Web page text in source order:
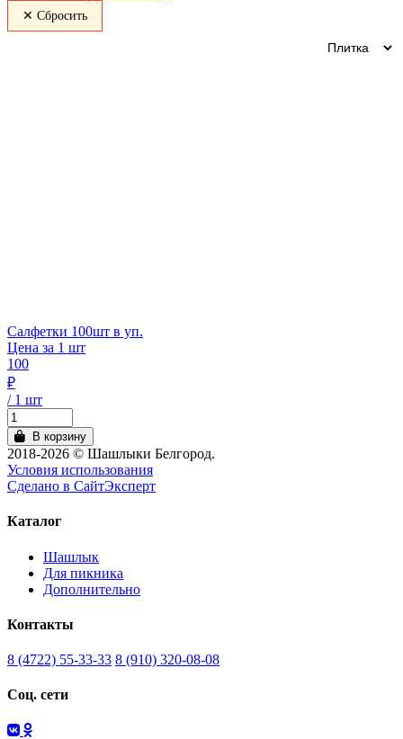
✕ Сбросить
Салфетки 100шт в уп.
Цена за 1 шт
100
₽
/ 1 шт
В корзину
2018-2026 © Шашлыки Белгород.
Условия использования
Сделано в СайтЭксперт
Каталог
Шашлык
Для пикника
Дополнительно
Контакты
8 (4722) 55-33-33 8 (910) 320-08-08
Соц. сети